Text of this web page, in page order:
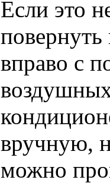
Если это
вправо с
вручную,
можно